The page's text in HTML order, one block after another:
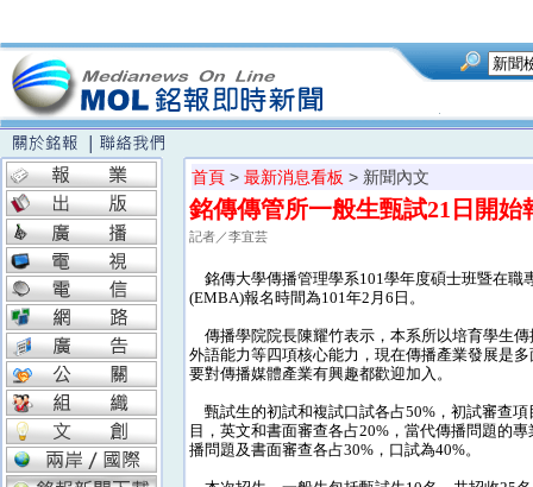
首頁 > 最新消息看板 > 新聞內文
銘傳傳管所一般生甄試21日開始
記者／李宜芸
銘傳大學傳播管理學系101學年度碩士班暨在職
(EMBA)報名時間為101年2月6日。
傳播學院院長陳耀竹表示，本系所以培育學生
外語能力等四項核心能力，現在傳播產業發展是
要對傳播媒體產業有興趣都歡迎加入。
甄試生的初試和複試口試各占50%，初試審查
目，英文和書面審查各占20%，當代傳播問題的
播問題及書面審查各占30%，口試為40%。